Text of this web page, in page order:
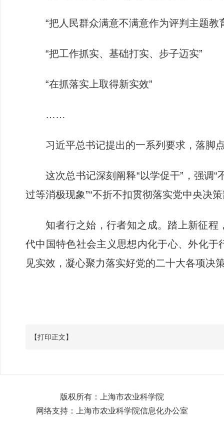
“把人民群众满意不满意作为评判主题教
“把工作抓实、基础打实、步子迈实”
“在抓落实上取得新实效”
……
习近平总书记提出的一系列要求，落脚
这次总书记深刻阐释“以学促干”，强调
过等消极现象”“不折不扣贯彻落实党中央决
知者行之始，行者知之成。踏上新征
代中国特色社会主义思想内化于心、外化
见实效，凝心聚力落实好党的二十大各项决
【打印正文】
版权所有：上海市农业科学院
网络支持：上海市农业科学院信息化办公室